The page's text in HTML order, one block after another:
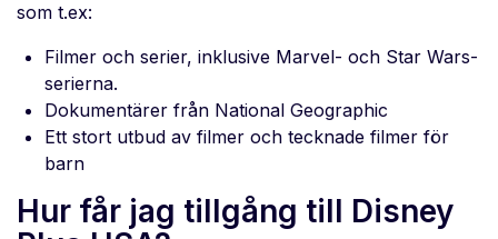
som t.ex:
Filmer och serier, inklusive Marvel- och Star Wars-
serierna.
Dokumentärer från National Geographic
Ett stort utbud av filmer och tecknade filmer för
barn
Hur får jag tillgång till Disney